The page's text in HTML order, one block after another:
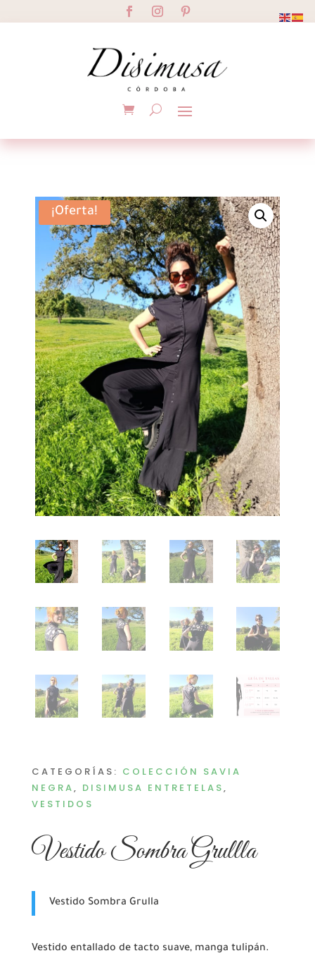
¡Oferta!
CATEGORÍAS: COLECCIÓN SAVIA
NEGRA, DISIMUSA ENTRETELAS,
VESTIDOS
Vestido Sombra Grullla
Vestido Sombra Grulla
Vestido entallado de tacto suave, manga tulipán.